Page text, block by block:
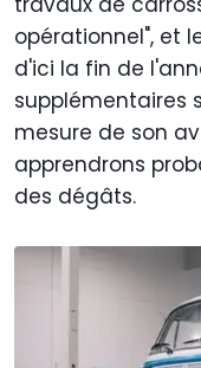
opérationnel", et
d'ici la fin de
supplémentaires
mesure de son
apprendrons
des dégâts.